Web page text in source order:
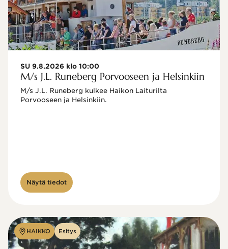
SU 9.8.2026 klo 10:00
M/s J.L. Runeberg Porvooseen ja Helsinkiin
M/s J.L. Runeberg kulkee Haikon Laiturilta
Porvooseen ja Helsinkiin.
Näytä tiedot
HAIKKO Esitys